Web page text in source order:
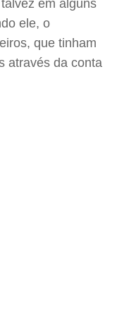
em alguns
ele, o
que tinham
através da conta